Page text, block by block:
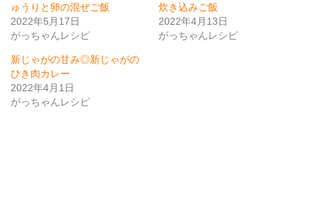
ゅうりと卵の混ぜご飯
2022年5月17日
がっちゃんレシピ
炊き込みご飯
2022年4月13日
がっちゃんレシピ
新じゃがの甘み◎新じゃがの
ひき肉カレー
2022年4月1日
がっちゃんレシピ